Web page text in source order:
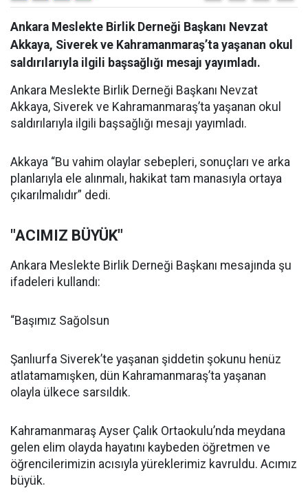
Ankara Meslekte Birlik Derneği Başkanı Nevzat
Akkaya, Siverek ve Kahramanmaraş’ta yaşanan okul
saldırılarıyla ilgili başsağlığı mesajı yayımladı.
Ankara Meslekte Birlik Derneği Başkanı Nevzat
Akkaya, Siverek ve Kahramanmaraş’ta yaşanan okul
saldırılarıyla ilgili başsağlığı mesajı yayımladı.
Akkaya “Bu vahim olaylar sebepleri, sonuçları ve arka
planlarıyla ele alınmalı, hakikat tam manasıyla ortaya
çıkarılmalıdır” dedi.
"ACIMIZ BÜYÜK"
Ankara Meslekte Birlik Derneği Başkanı mesajında şu
ifadeleri kullandı:
“Başımız Sağolsun
Şanlıurfa Siverek’te yaşanan şiddetin şokunu henüz
atlatamamışken, dün Kahramanmaraş’ta yaşanan
olayla ülkece sarsıldık.
Kahramanmaraş Ayser Çalık Ortaokulu’nda meydana
gelen elim olayda hayatını kaybeden öğretmen ve
öğrencilerimizin acısıyla yüreklerimiz kavruldu. Acımız
büyük.